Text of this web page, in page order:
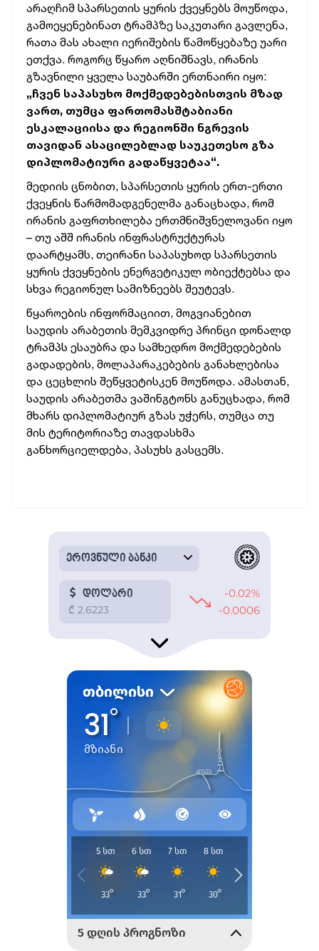
არაღჩიმ სპარსეთის ყურის ქვეყნებს მოუწოდა,
გამოეყენებინათ ტრამპზე საკუთარი გავლენა,
რათა მას ახალი იერიშების წამოწყებაზე უარი
ეთქვა. როგორც წყარო აღნიშნავს, ირანის
გზავნილი ყველა საუბარში ერთნაირი იყო:
„ჩვენ საპასუხო მოქმედებებისთვის მზად
ვართ, თუმცა ფართომასშტაბიანი
ესკალაციისა და რეგიონში ნგრევის
თავიდან ასაცილებლად საუკეთესო გზა
დიპლომატიური გადაწყვეტაა“.
მედიის ცნობით, სპარსეთის ყურის ერთ-ერთი
ქვეყნის წარმომადგენელმა განაცხადა, რომ
ირანის გაფრთხილება ერთმნიშვნელოვანი იყო
– თუ აშშ ირანის ინფრასტრუქტურას
დაარტყამს, თეირანი საპასუხოდ სპარსეთის
ყურის ქვეყნების ენერგეტიკულ ობიექტებსა და
სხვა რეგიონულ სამიზნეებს შეუტევს.
წყაროების ინფორმაციით, მოგვიანებით
საუდის არაბეთის მემკვიდრე პრინცი დონალდ
ტრამპს ესაუბრა და სამხედრო მოქმედებების
გადადების, მოლაპარაკებების განახლებისა
და ცეცხლის შეწყვეტისკენ მოუწოდა. ამასთან,
საუდის არაბეთმა ვაშინგტონს განუცხადა, რომ
მხარს დიპლომატიურ გზას უჭერს, თუმცა თუ
მის ტერიტორიაზე თავდასხმა
განხორციელდება, პასუხს გასცემს.